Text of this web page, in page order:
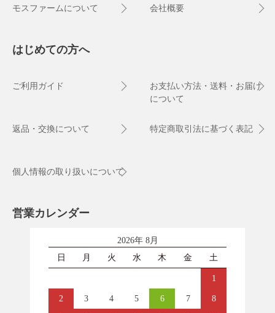
モスファームについて 会社概要
はじめての方へ
ご利用ガイド
お支払い方法・送料・お届け
について
返品・交換について 特定商取引法に基づく表記
個人情報の取り扱いについて
営業カレンダー
2026年 8月
日
月 火 水 木 金 土
1
2 3 4 5 6 7 8